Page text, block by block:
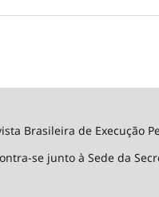
Brasileira de Execução
se junto à Sede da